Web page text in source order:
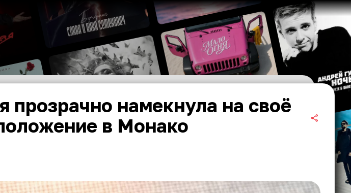
прозрачно намекнула на своё
в Монако